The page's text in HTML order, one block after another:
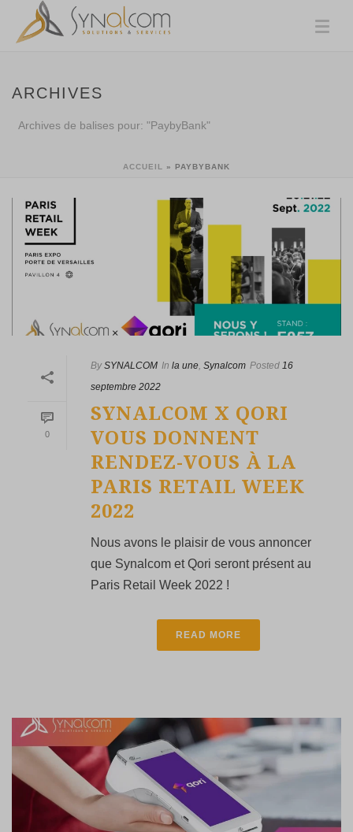
ARCHIVES
Archives de balises pour: "PaybyBank"
ACCUEIL » PAYBYBANK
0
By SYNALCOM In la une, Synalcom Posted 16
septembre 2022
SYNALCOM X QORI
VOUS DONNENT
RENDEZ-VOUS À LA
PARIS RETAIL WEEK
2022
Nous avons le plaisir de vous annoncer
que Synalcom et Qori seront présent au
Paris Retail Week 2022 !
READ MORE